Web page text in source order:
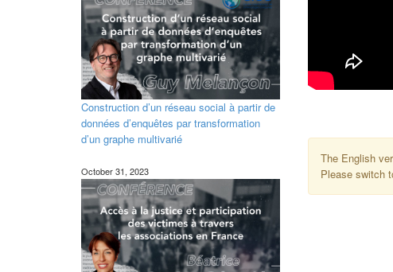
The English
Please switch
Construction d’un réseau social à partir de
données d’enquêtes par transformation
d’un graphe multivarié
October 31, 2023